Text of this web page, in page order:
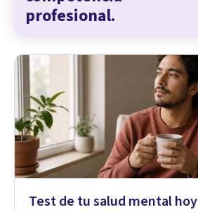
profesional.
Test de tu salud mental hoy